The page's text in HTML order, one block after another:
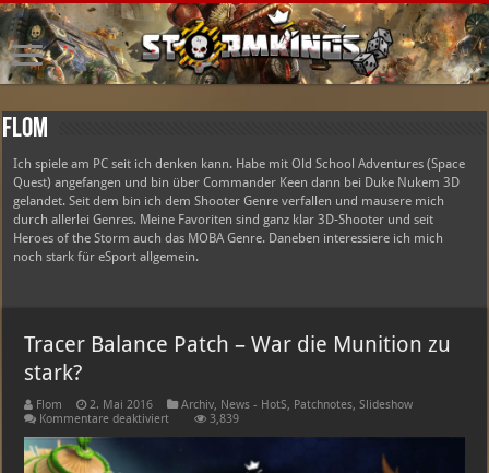
Flom
Ich spiele am PC seit ich denken kann. Habe mit Old School Adventures (Space
Quest) angefangen und bin über Commander Keen dann bei Duke Nukem 3D
gelandet. Seit dem bin ich dem Shooter Genre verfallen und mausere mich
durch allerlei Genres. Meine Favoriten sind ganz klar 3D-Shooter und seit
Heroes of the Storm auch das MOBA Genre. Daneben interessiere ich mich
noch stark für eSport allgemein.
Tracer Balance Patch – War die Munition zu
stark?
Flom 2. Mai 2016 Archiv, News - HotS, Patchnotes,Slideshow
Kommentare deaktiviertfür
3,839